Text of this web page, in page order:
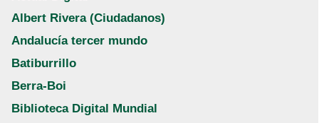
Albert Rivera (Ciudadanos)
Andalucía tercer mundo
Batiburrillo
Berra-Boi
Biblioteca Digital Mundial